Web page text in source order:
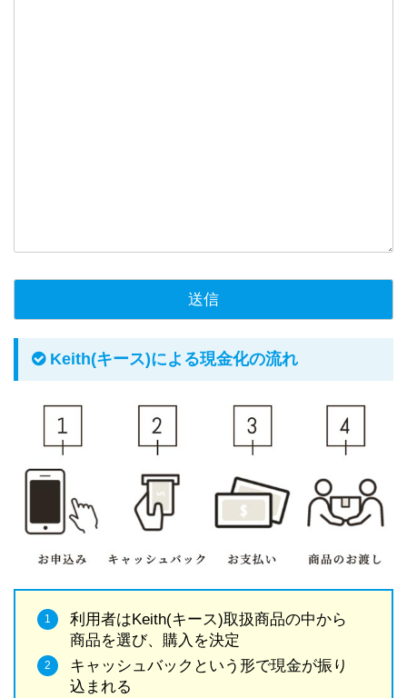
Keith(キース)による現金化の流れ
利用者はKeith(キース)取扱商品の中から
商品を選び、購入を決定
キャッシュバックという形で現金が振り
込まれる